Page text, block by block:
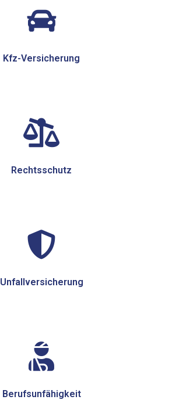
Kfz-Versicherung
Rechtsschutz
Unfallversicherung
Berufsunfähigkeit